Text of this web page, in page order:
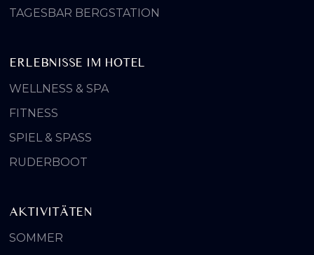
TAGESBAR BERGSTATION
ERLEBNISSE IM HOTEL
WELLNESS & SPA
FITNESS
SPIEL & SPASS
RUDERBOOT
AKTIVITÄTEN
SOMMER